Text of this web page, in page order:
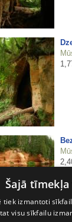
Šajā
tiek izmantoti
visu sīkfailu